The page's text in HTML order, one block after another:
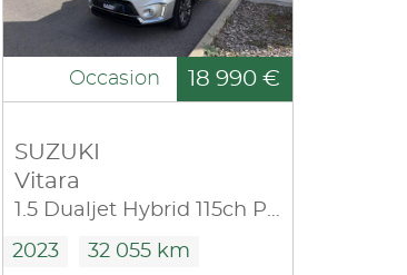
Occasion 18 990 €
SUZUKI
Vitara
1.5 Dualjet Hybrid 115ch Privilège Auto
2023 32 055 km